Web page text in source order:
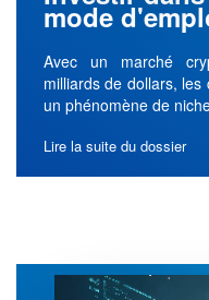
mode
Avec un marché
milliards de dollars,
un phénomène de
Lire la suite du dossier